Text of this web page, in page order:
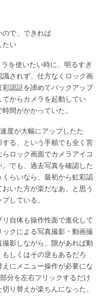
ので、できれば
たい
を使いたい時に、明るすぎ
されず、仕方なくロック画
認証を諦めてバックアップ
からカメラを起動してい
間がかかっていた。
度が大幅にアップしたた
る、という手順でも全く苦
ロック画面でカメラアイコ
でも、過去写真を確認した
らいなら、最初から虹彩認
いた方が楽だなあ、と思う
している。
自体も操作性面で進化して
クによる写真撮影・動画撮
影しながら、隙があれば動
しくはその逆もあるだろ
にメニュー操作が必要にな
分を左右フリックするだけ
り替えが楽ちんになった。